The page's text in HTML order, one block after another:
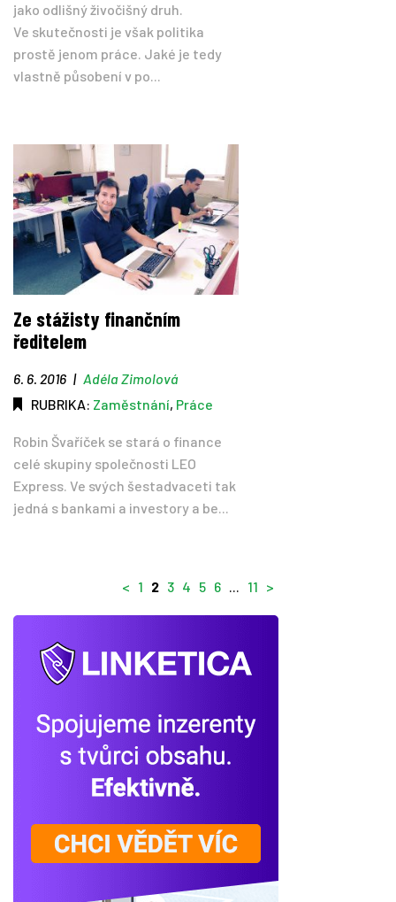
jako odlišný živočišný druh.
Ve skutečnosti je však politika
prostě jenom práce. Jaké je tedy
vlastně působení v po...
Ze stážisty finančním
ředitelem
6. 6. 2016 | Adéla Zimolová
RUBRIKA: Zaměstnání, Práce
Robin Švaříček se stará o finance
celé skupiny společnosti LEO
Express. Ve svých šestadvaceti tak
jedná s bankami a investory a be...
< 1 2 3 4 5 6 ... 11 >